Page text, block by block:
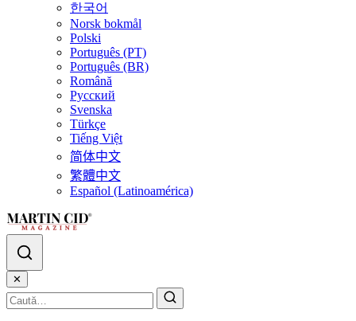
한국어
Norsk bokmål
Polski
Português (PT)
Português (BR)
Română
Русский
Svenska
Türkçe
Tiếng Việt
简体中文
繁體中文
Español (Latinoamérica)
✕